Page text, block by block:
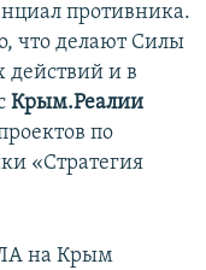
противника.
что делают Силы
действий и в
Крым.Реалии
по
«Стратегия
на Крым